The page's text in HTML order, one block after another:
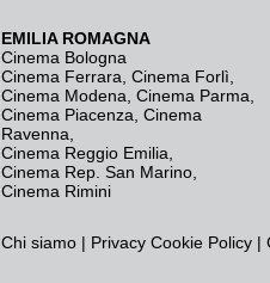
EMILIA ROMAGNA
Cinema Bologna
Cinema Ferrara Cinema Forlì
Cinema Modena Cinema Parma
Cinema Piacenza Cinema
Ravenna
Cinema Reggio Emilia
Cinema Rep. San Marino
Cinema Rimini
Chi siamo | Privacy Cookie Policy |